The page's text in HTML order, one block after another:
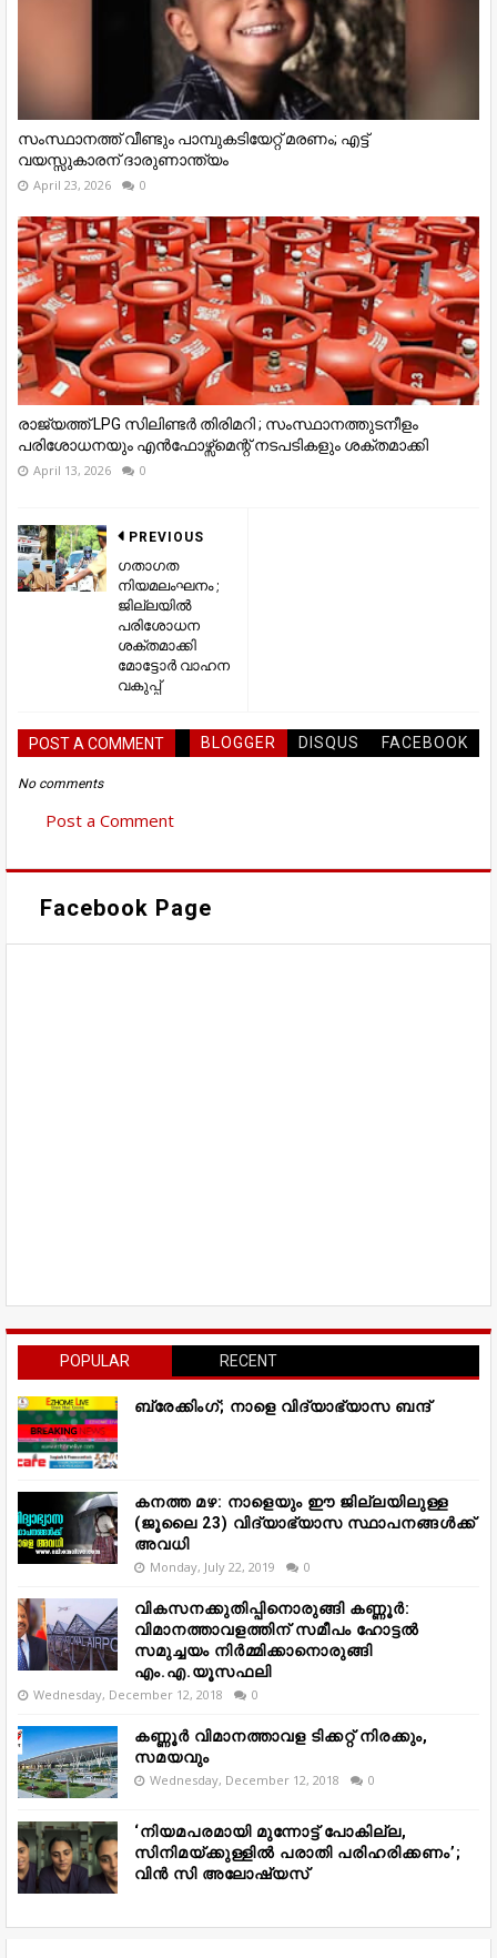
സംസ്ഥാനത്ത് വീണ്ടും പാമ്പുകടിയേറ്റ് മരണം; എട്ട്
വയസ്സുകാരന് ദാരുണാന്ത്യം
April 23, 2026 0
രാജ്യത്ത് LPG സിലിണ്ടർ തിരിമറി ; സംസ്ഥാനത്തുടനീളം
പരിശോധനയും എൻഫോഴ്സ്മെന്റ് നടപടികളും ശക്തമാക്കി
April 13, 2026 0
PREVIOUS
ഗതാഗത
നിയമലംഘനം ;
ജില്ലയിൽ
പരിശോധന
ശക്തമാക്കി
മോട്ടോർ വാഹന
വകുപ്പ്
POST A COMMENT BLOGGER DISQUS FACEBOOK
No comments
Post a Comment
Facebook Page
POPULAR RECENT
ബ്രേക്കിംഗ്; നാളെ വിദ്യാഭ്യാസ ബന്ദ്
കനത്ത മഴ: നാളെയും ഈ ജില്ലയിലുള്ള
(ജൂലൈ 23) വിദ്യാഭ്യാസ സ്ഥാപനങ്ങൾക്ക്
അവധി
Monday, July 22, 2019 0
വികസനക്കുതിപ്പിനൊരുങ്ങി കണ്ണൂർ:
വിമാനത്താവളത്തിന് സമീപം ഹോട്ടൽ
സമുച്ചയം നിർമ്മിക്കാനൊരുങ്ങി
എം.എ.യൂസഫലി
Wednesday, December 12, 2018 0
കണ്ണൂർ വിമാനത്താവള ടിക്കറ്റ് നിരക്കും,
സമയവും
Wednesday, December 12, 2018 0
‘നിയമപരമായി മുന്നോട്ട് പോകില്ല,
സിനിമയ്ക്കുള്ളിൽ പരാതി പരിഹരിക്കണം’;
വിൻ സി അലോഷ്യസ്